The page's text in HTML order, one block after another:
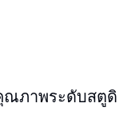
ณภาพระดับสตูดิ